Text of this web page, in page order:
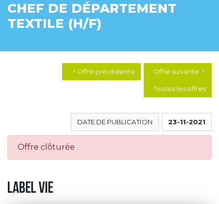
CHEF DE DÉPARTEMENT
TEXTILE (H/F)
Offre suivante chevron_right
chevron_left Offre précédente
Toutes les offres
23-11-2021
DATE DE PUBLICATION
Offre clôturée
label vie